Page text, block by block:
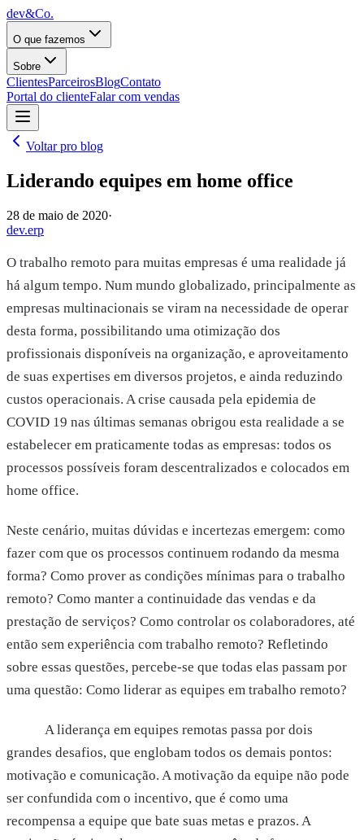
dev&Co.
O que fazemos
Sobre
ClientesParceirosBlogContato
Portal do clienteFalar com vendas
Voltar pro blog
Liderando equipes em home office
28 de maio de 2020·
dev.erp
O trabalho remoto para muitas empresas é uma realidade já
há algum tempo. Num mundo globalizado, principalmente as
empresas multinacionais se viram na necessidade de operar
desta forma, possibilitando uma otimização dos
profissionais disponíveis na organização, e aproveitamento
de suas expertises em diversos projetos, e ainda reduzindo
custos operacionais. A crise causada pela epidemia de
COVID 19 nas últimas semanas obrigou esta realidade a se
estabelecer em praticamente todas as empresas: todos os
processos possíveis foram descentralizados e colocados em
home office.
Neste cenário, muitas dúvidas e incertezas emergem: como
fazer com que os processos continuem rodando da mesma
forma? Como prover as condições mínimas para o trabalho
remoto? Como manter a continuidade das vendas e da
prestação de serviços? Como controlar os colaboradores, até
então sem experiência com trabalho remoto? Refletindo
sobre essas questões, percebe-se que todas elas passam por
uma questão: Como liderar as equipes em trabalho remoto?
A liderança em equipes remotas passa por dois
grandes desafios, que englobam todos os demais pontos:
motivação e comunicação. A motivação da equipe não pode
ser confundida com o incentivo, que é como uma
recompensa a equipe que bate suas metas e prazos. A